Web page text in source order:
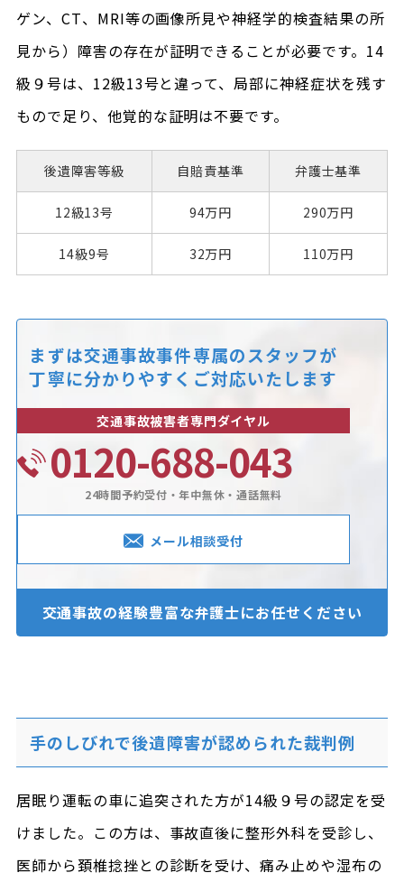
ゲン、CT、MRI等の画像所見や神経学的検査結果の所
見から）障害の存在が証明できることが必要です。14
級９号は、12級13号と違って、局部に神経症状を残す
もので足り、他覚的な証明は不要です。
後遺障害等級 自賠責基準 弁護士基準
12級13号 94万円 290万円
14級9号 32万円 110万円
まずは交通事故事件専属のスタッフが
丁寧に分かりやすくご対応いたします
交通事故被害者専門ダイヤル
0120-688-043
24時間予約受付・年中無休・通話無料
メール相談受付
交通事故の経験豊富な弁護士にお任せください
手のしびれで後遺障害が認められた裁判例
居眠り運転の車に追突された方が14級９号の認定を受
けました。この方は、事故直後に整形外科を受診し、
医師から頚椎捻挫との診断を受け、痛み止めや湿布の